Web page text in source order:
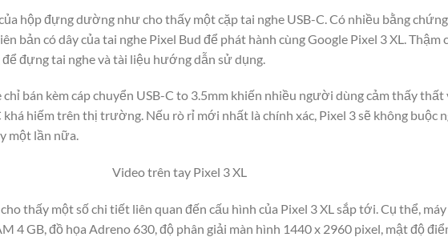
hộp đựng dường như cho thấy một cặp tai nghe USB-C. Có nhiều bằng
bản có dây của tai nghe Pixel Bud để phát hành cùng Google Pixel 3 XL. Thậm
đựng tai nghe và tài liệu hướng dẫn sử dụng.
bán kèm cáp chuyển USB-C to 3.5mm khiến nhiều người dùng cảm thấy thất
hiếm trên thị trường. Nếu rò rỉ mới nhất là chính xác, Pixel 3 sẽ không buộc
một lần nữa.
Video trên tay Pixel 3 XL
thấy một số chi tiết liên quan đến cấu hình của Pixel 3 XL sắp tới. Cụ thể,
4 GB, đồ họa Adreno 630, độ phân giải màn hình 1440 x 2960 pixel, mật độ